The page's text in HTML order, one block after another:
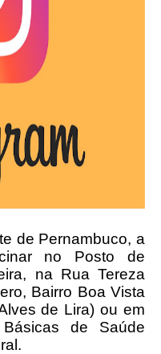
de Pernambuco, a
no Posto de
na Rua Tereza
Bairro Boa Vista
de Lira) ou em
de Saúde